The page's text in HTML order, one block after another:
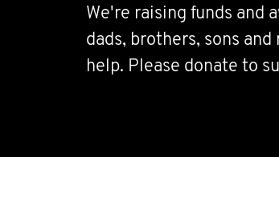
We're raising funds and
dads, brothers, sons
help. Please donate to